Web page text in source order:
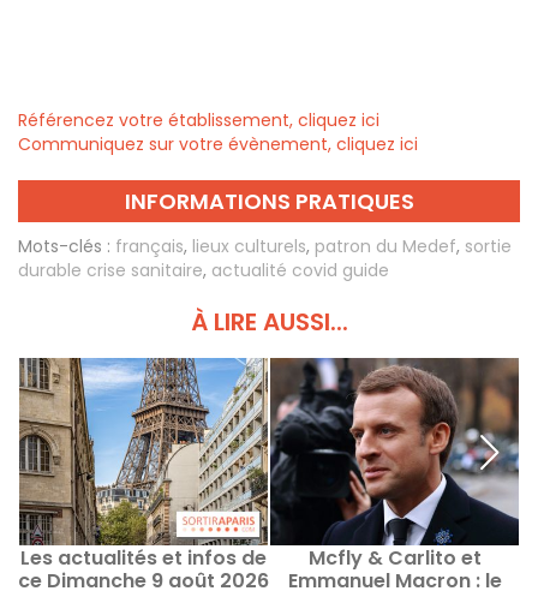
Référencez votre établissement, cliquez ici
Communiquez sur votre évènement, cliquez ici
INFORMATIONS PRATIQUES
Mots-clés : français, lieux culturels, patron du Medef, sortie
durable crise sanitaire, actualité covid guide
À LIRE AUSSI...
Les actualités et infos de
ce Dimanche 9 août 2026
Mcfly & Carlito et
Emmanuel Macron : le